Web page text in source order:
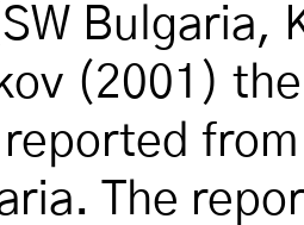
Bulgaria,
(2001)
The